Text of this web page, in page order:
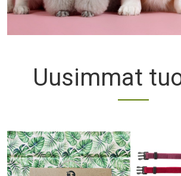
Uusimmat